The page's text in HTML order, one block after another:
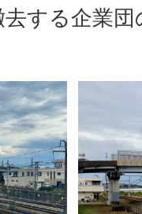
する企業